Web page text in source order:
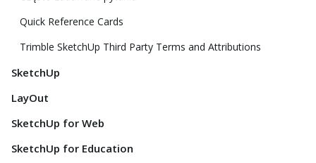
Quick Reference Cards
Trimble SketchUp Third Party Terms and Attributions
SketchUp
LayOut
SketchUp for Web
SketchUp for Education